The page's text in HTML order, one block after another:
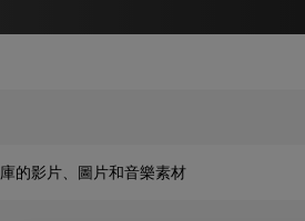
的影片、圖片和音樂素材